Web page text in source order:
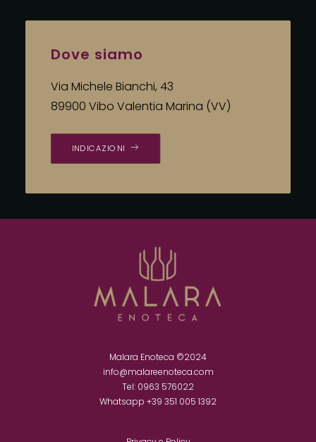
Dove siamo
Via Michele Bianchi, 43
89900 Vibo Valentia Marina (VV)
INDICAZIONI
Malara Enoteca ©2024
info@malareenoteca.com
Tel: 0963 576022
Whatsapp ‪ +39 351 005 1392‬